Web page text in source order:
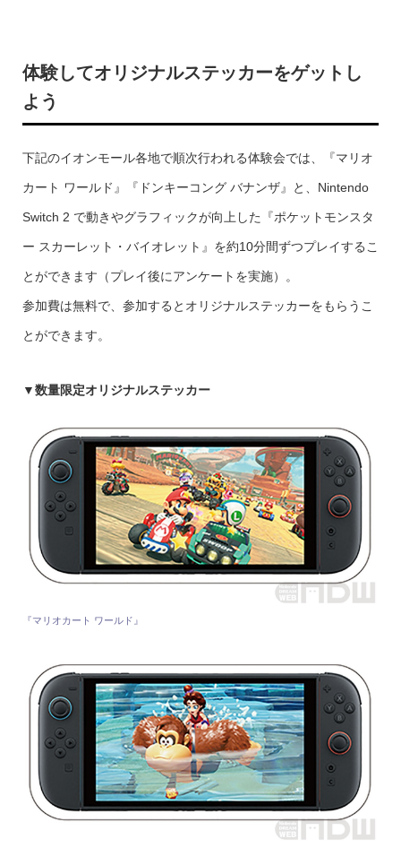
体験してオリジナルステッカーをゲットし
よう
下記のイオンモール各地で順次行われる体験会では、『マリオ
カート ワールド』『ドンキーコング バナンザ』と、Nintendo
Switch 2 で動きやグラフィックが向上した『ポケットモンスタ
ー スカーレット・バイオレット』を約10分間ずつプレイするこ
とができます（プレイ後にアンケートを実施）。
参加費は無料で、参加するとオリジナルステッカーをもらうこ
とができます。
▼数量限定オリジナルステッカー
『マリオカート ワールド』